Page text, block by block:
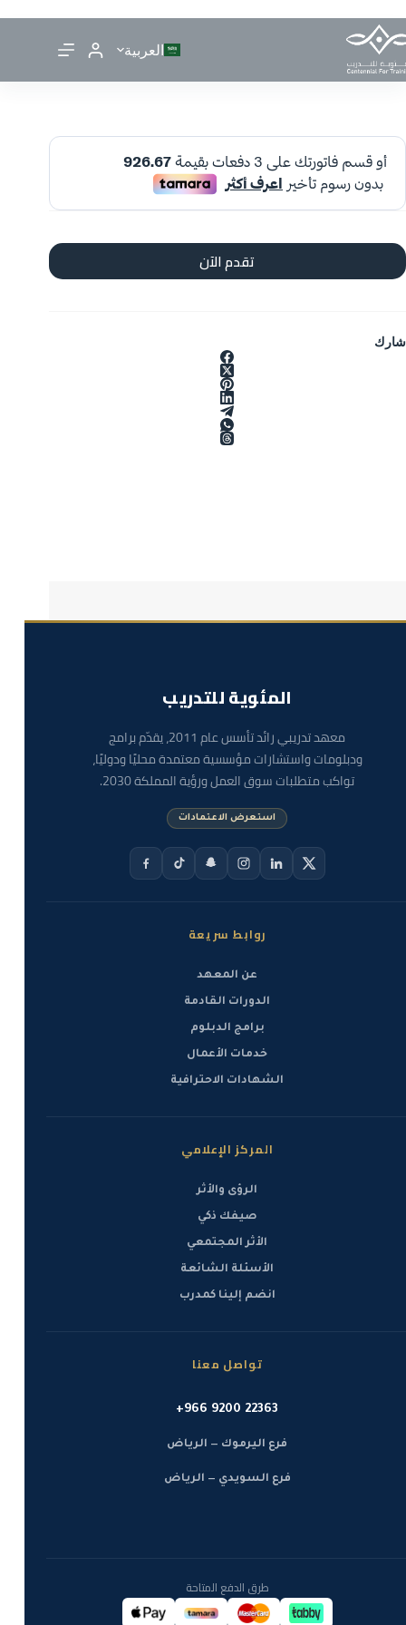
العربية
تقدم الآن
شارك
المئوية للتدريب
معهد تدريبي رائد تأسس عام 2011، يقدّم برامج
ودبلومات واستشارات مؤسسية معتمدة محليًا ودوليًا،
تواكب متطلبات سوق العمل ورؤية المملكة 2030.
استعرض الاعتمادات
روابط سريعة
عن المعهد
الدورات القادمة
برامج الدبلوم
خدمات الأعمال
الشهادات الاحترافية
المركز الإعلامي
الرؤى والأثر
صيفك ذكي
الأثر المجتمعي
الأسئلة الشائعة
انضم إلينا كمدرب
تواصل معنا
+966 9200 22363
فرع اليرموك — الرياض
فرع السويدي — الرياض
طرق الدفع المتاحة